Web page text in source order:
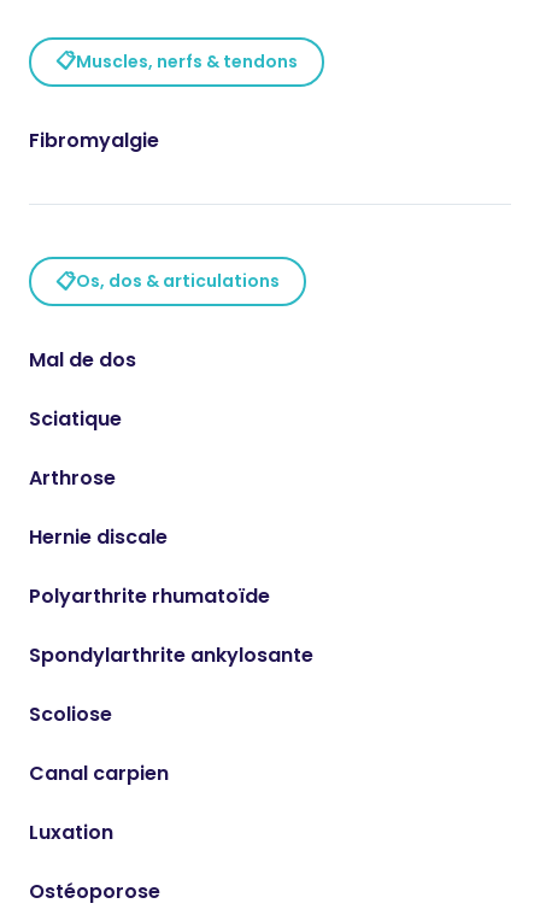
📋Muscles, nerfs & tendons
Fibromyalgie
📋Os, dos & articulations
Mal de dos
Sciatique
Arthrose
Hernie discale
Polyarthrite rhumatoïde
Spondylarthrite ankylosante
Scoliose
Canal carpien
Luxation
Ostéoporose